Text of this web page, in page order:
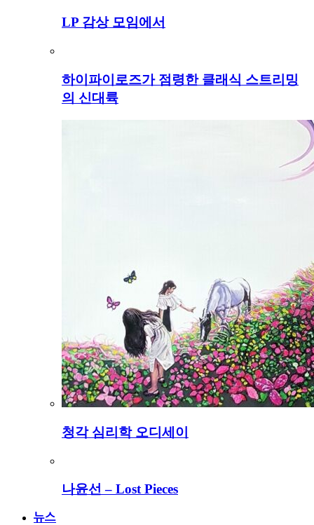
LP 감상 모임에서
하이파이로즈가 점령한 클래식 스트리밍
의 신대륙
청각 심리학 오디세이
나윤선 – Lost Pieces
뉴스